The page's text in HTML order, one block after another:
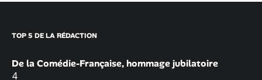
TOP 5 DE LA RÉDACTION
De la Comédie-Française, hommage jubilatoire
4